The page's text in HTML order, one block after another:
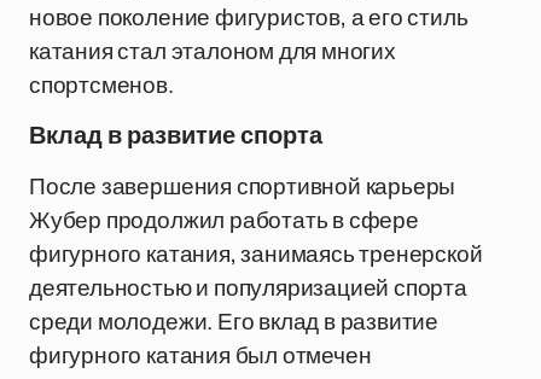
новое поколение фигуристов, а его стиль
катания стал эталоном для многих
спортсменов.
Вклад в развитие спорта
После завершения спортивной карьеры
Жубер продолжил работать в сфере
фигурного катания, занимаясь тренерской
деятельностью и популяризацией спорта
среди молодежи. Его вклад в развитие
фигурного катания был отмечен